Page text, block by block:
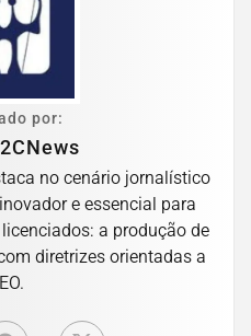
por:
no cenário jornalístico
e essencial para
a produção de
diretrizes orientadas a